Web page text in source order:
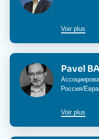
Voir plus
ИзображениеPavel
Россия/
Voir plus